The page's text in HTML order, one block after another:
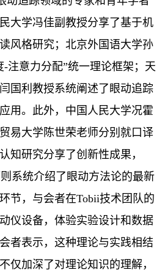
大学冯佳副教授分享了基于机
风格研究；北京外国语大学孙
-注意力分配”统一理论框架；天
国利教授系统阐述了眼动追踪
用。此外，中国人民大学况霍
易大学陈世荣老师分别就口译
知研究分享了创新性成果，
系统介绍了眼动方法论的最新
节，与会者在Tobii技术团队的
仪设备，体验实验设计和数据
者表示，这种理论与实践相结
仅加深了对理论知识的理解，